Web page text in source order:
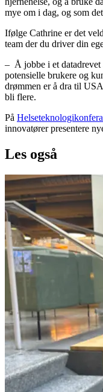
mye om i dag, og som
Ifølge Cathrine er det
team der du driver din
– Å jobbe i et datadrevet
potensielle brukere og
drømmen er å dra til
bli flere.
På
innovatører presentere
Les også